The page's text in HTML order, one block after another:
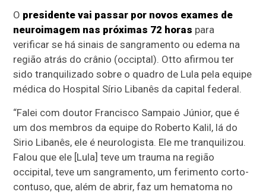
O presidente vai passar por novos exames de
neuroimagem nas próximas 72 horas para
verificar se há sinais de sangramento ou edema na
região atrás do crânio (occiptal). Otto afirmou ter
sido tranquilizado sobre o quadro de Lula pela equipe
médica do Hospital Sírio Libanês da capital federal.
“Falei com doutor Francisco Sampaio Júnior, que é
um dos membros da equipe do Roberto Kalil, lá do
Sirio Libanês, ele é neurologista. Ele me tranquilizou.
Falou que ele [Lula] teve um trauma na região
occipital, teve um sangramento, um ferimento corto-
contuso, que, além de abrir, faz um hematoma no